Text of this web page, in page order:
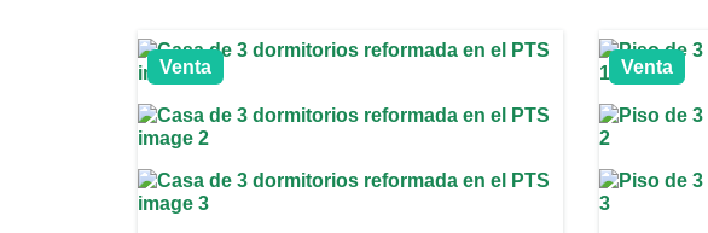
Venta Venta